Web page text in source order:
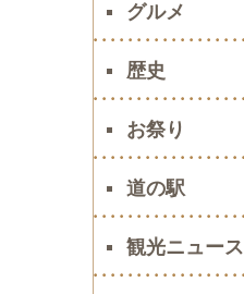
グルメ
歴史
お祭り
道の駅
観光ニュース